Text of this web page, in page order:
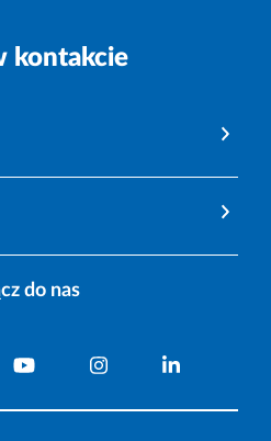
kontakcie
do nas